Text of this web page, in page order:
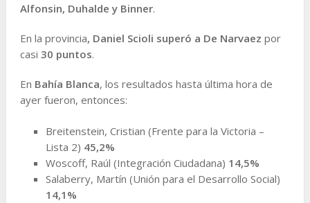
Alfonsin, Duhalde y Binner.
En la provincia, Daniel Scioli superó a De Narvaez por
casi 30 puntos.
En Bahía Blanca, los resultados hasta última hora de
ayer fueron, entonces:
Breitenstein, Cristian (Frente para la Victoria –
Lista 2) 45,2%
Woscoff, Raúl (Integración Ciudadana) 14,5%
Salaberry, Martín (Unión para el Desarrollo Social)
14,1%